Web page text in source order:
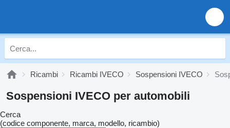
Ricambi Ricambi IVECO Sospensioni IVECO
Sospensioni IVECO per automobili
Cerca
(codice componente, marca, modello, ricambio)